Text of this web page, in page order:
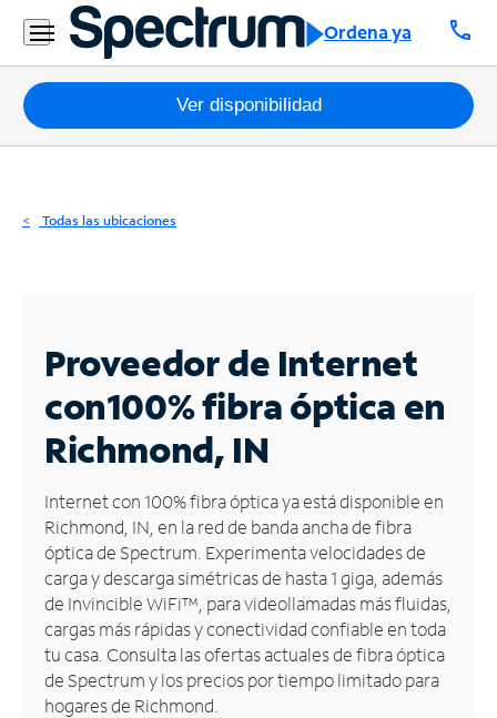
Ordena ya call
Residencial
Business
Paquetes
Internet
Business
Contáctanos
Inglés
Administrar
cuenta
Encuentra
una
tienda
Ver disponibilidad
Todas las ubicaciones
Proveedor de Internet
con100% fibra óptica en
Richmond, IN
Internet con 100% fibra óptica ya está disponible en
Richmond, IN, en la red de banda ancha de fibra
óptica de Spectrum. Experimenta velocidades de
carga y descarga simétricas de hasta 1 giga, además
de Invincible WiFi™, para videollamadas más fluidas,
cargas más rápidas y conectividad confiable en toda
tu casa. Consulta las ofertas actuales de fibra óptica
de Spectrum y los precios por tiempo limitado para
hogares de Richmond.